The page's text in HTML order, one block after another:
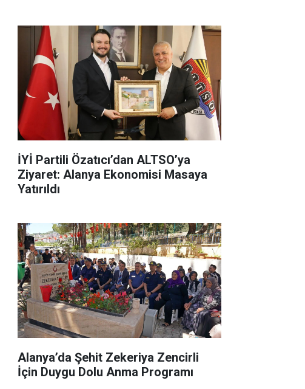
İYİ Partili Özatıcı’dan ALTSO’ya
Ziyaret: Alanya Ekonomisi Masaya
Yatırıldı
Alanya’da Şehit Zekeriya Zencirli
İçin Duygu Dolu Anma Programı